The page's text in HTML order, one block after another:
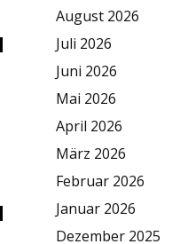
August 2026
Juli 2026
Juni 2026
Mai 2026
April 2026
März 2026
Februar 2026
Januar 2026
Dezember 2025